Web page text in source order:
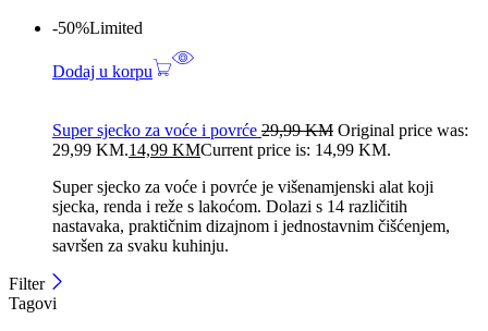
-50%Limited
Dodaj u korpu
Super sjecko za voće i povrće 29,99KM Original price was:
29,99 KM.14,99 KMCurrent price is: 14,99 KM.
Super sjecko za voće i povrće je višenamjenski alat koji
sjecka, renda i reže s lakoćom. Dolazi s 14 različitih
nastavaka, praktičnim dizajnom i jednostavnim čišćenjem,
savršen za svaku kuhinju.
Filter
Tagovi